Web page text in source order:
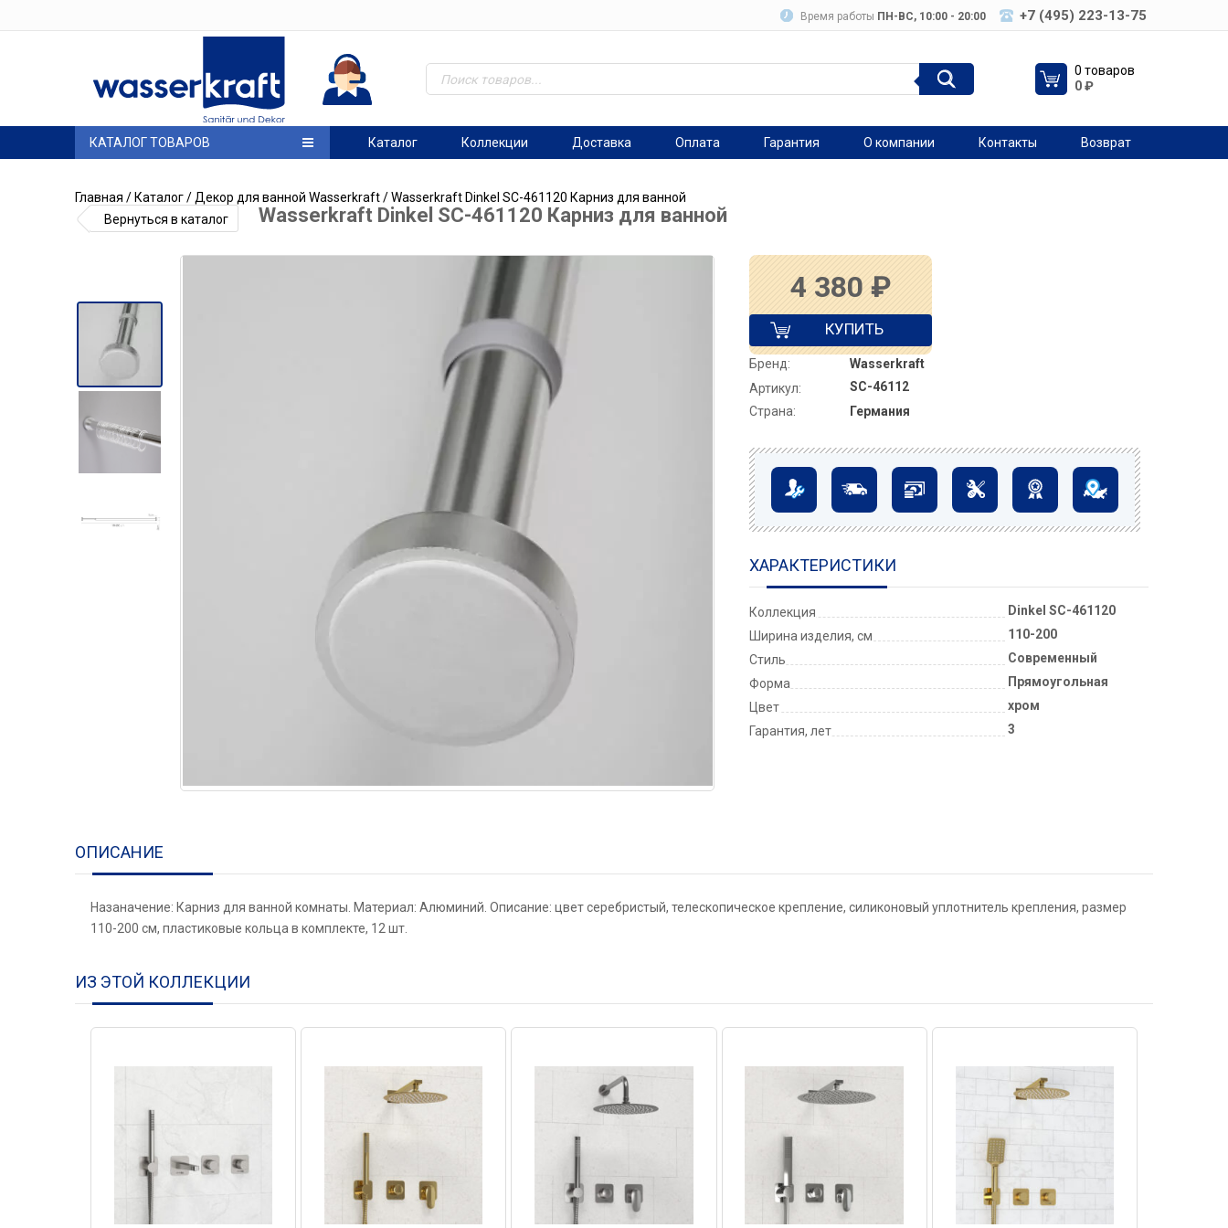
Время работы ПН-ВC, 10:00 - 20:00 +7 (495) 223-13-75
0 товаров
0₽
КАТАЛОГ ТОВАРОВ Каталог Коллекции Доставка Оплата Гарантия О компании Контакты Возврат
Главная / Каталог/ Декор для ванной Wasserkraft/ Wasserkraft Dinkel SC-461120 Карниз для ванной
Вернуться в каталог
Wasserkraft Dinkel SC-461120 Карниз для ванной
4 380 ₽
КУПИТЬ
Бренд:
Wasserkraft
Артикул:
SC-46112
Страна:
Германия
ХАРАКТЕРИСТИКИ
Коллекция
Dinkel SC-461120
Ширина изделия, см
110-200
Стиль
Современный
Форма
Прямоугольная
Цвет
хром
Гарантия, лет
3
ОПИСАНИЕ
Назаначение: Карниз для ванной комнаты. Материал: Алюминий. Описание: цвет серебристый, телескопическое крепление, силиконовый уплотнитель крепления, размер
110-200 см, пластиковые кольца в комплекте, 12 шт.
ИЗ ЭТОЙ КОЛЛЕКЦИИ